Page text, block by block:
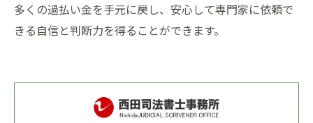
多くの過払い金を手元に戻し、安心して専門家に依頼で
きる自信と判断力を得ることができます。